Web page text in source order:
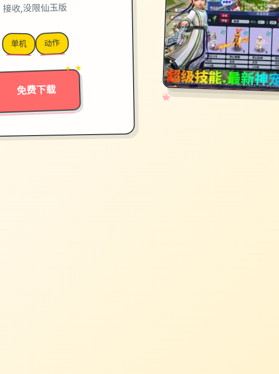
接收,没限仙玉版
单机 动作
免费下载
→
✦ ★
✧
♡
★
♥